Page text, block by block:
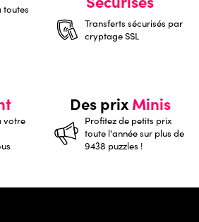
toutes
Transferts sécurisés par
cryptage SSL
votre
Des prixMinis
Profitez de petits prix
toute l'année sur plus de
9438 puzzles !